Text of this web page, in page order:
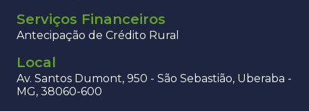
Serviços Financeiros
Antecipação de Crédito Rural
Local
Av. Santos Dumont, 950 - São Sebastião, Uberaba -
MG, 38060-600